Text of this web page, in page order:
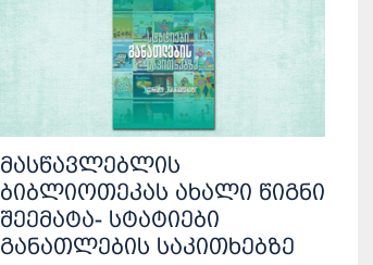
მასწავლებლის
ბიბლიოთეკას ახალი წიგნი
შეემატა- სტატიები
განათლების საკითხებზე